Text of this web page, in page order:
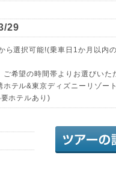
29
ら選択可能!(乗車日1か月以内
ご希望の時間帯よりお選びいた
ホテル&東京ディズニーリゾー
ホテルあり)